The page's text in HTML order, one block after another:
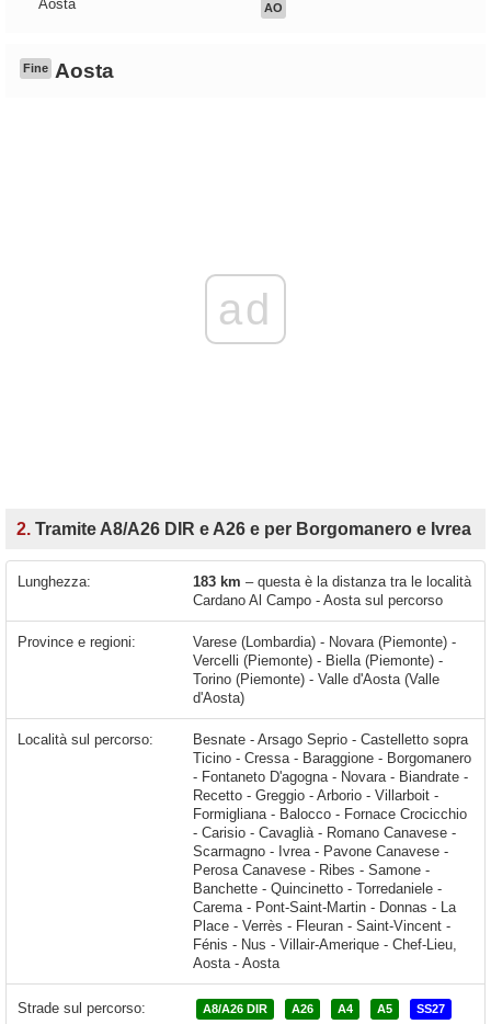
Aosta AO
Fine Aosta
ad
2. Tramite A8/A26 DIR e A26 e per Borgomanero e Ivrea
Lunghezza: 183 km – questa è la distanza tra le località
Cardano Al Campo - Aosta sul percorso
Province e regioni:
Varese (Lombardia) - Novara (Piemonte) -
Vercelli (Piemonte) - Biella (Piemonte) -
Torino (Piemonte) - Valle d'Aosta (Valle
d'Aosta)
Località sul percorso: Besnate - Arsago Seprio - Castelletto sopra Ticino - Cressa - Baraggione - Borgomanero - Fontaneto D'agogna - Novara - Biandrate - Recetto - Greggio - Arborio - Villarboit - Formigliana - Balocco - Fornace Crocicchio - Carisio - Cavaglià - Romano Canavese - Scarmagno - Ivrea - Pavone Canavese - Perosa Canavese - Ribes - Samone - Banchette - Quincinetto - Torredaniele - Carema - Pont-Saint-Martin - Donnas - La Place - Verrès - Fleuran - Saint-Vincent - Fénis - Nus - Villair-Amerique
Strade sul percorso: A8/A26 DIR A26 A4 A5 SS27